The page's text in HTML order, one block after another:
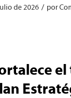
de 2026 / por